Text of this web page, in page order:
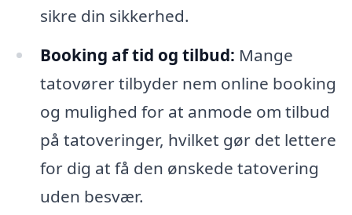
sikre din sikkerhed.
Booking af tid og tilbud: Mange
tatovører tilbyder nem online booking
og mulighed for at anmode om tilbud
på tatoveringer, hvilket gør det lettere
for dig at få den ønskede tatovering
uden besvær.